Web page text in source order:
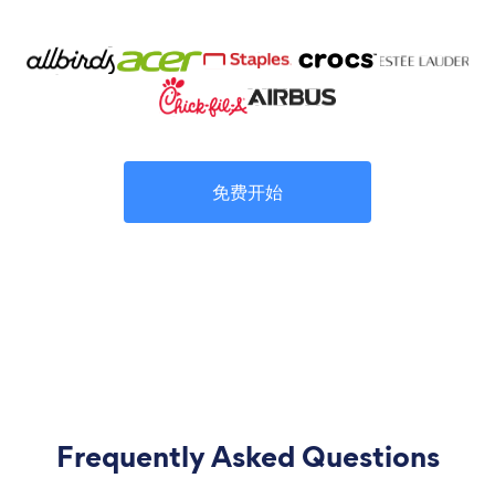
免费开始
Frequently Asked Questions